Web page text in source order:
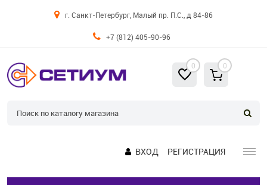
г. Санкт-Петербург, Малый пр. П.С., д 84-86
+7 (812) 405-90-96
0 0
ВХОД РЕГИСТРАЦИЯ